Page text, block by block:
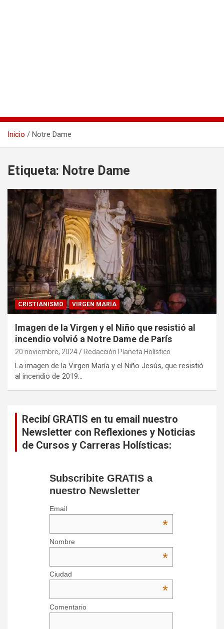
Inicio Notre Dame
Etiqueta: Notre Dame
CRISTIANISMO VIRGEN MARÍA
Imagen de la Virgen y el Niño que resistió al
incendio volvió a Notre Dame de París
20 noviembre, 2024 Redacción Planeta Holístico
La imagen de la Virgen María y el Niño Jesús, que resistió
al incendio de 2019…
Recibí GRATIS en tu email nuestro
Newsletter con Reflexiones y Noticias
de Cursos y Carreras Holísticas:
Subscribite GRATIS a
nuestro Newsletter
Email
*
Nombre
*
Ciudad
*
Comentario